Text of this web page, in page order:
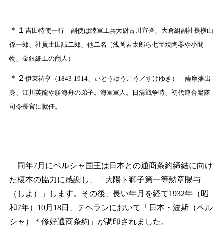
＊１ 吉田特使一行 副使は陸軍工兵大尉古川宣誉、大倉組副社長横山
孫一郎、社員土田誠二郎、他二名（浅岡岩太郎ら七宝焼陶器や⼩間
物、⾦銀細⼯の商⼈）
＊２ 伊東祐亨（1843‐1914、いとうゆうこう／すけゆき） 薩摩藩出
身、江川英龍や勝海舟の弟子。海軍軍人。日清戦争時、初代連合艦隊
司令長官に就任。
同年7月にペルシャ国王は日本との通商条約締結に向け
た榎本の協力に感謝し、「⼤陽ト獅⼦第⼀等勲章賜与
（しよ）」します。その後、長い年月を経て1932年（昭
和7年）10月18日、テヘランにおいて「日本・波斯（ペル
シャ）
＊ 修好通商条約」が調印されました。